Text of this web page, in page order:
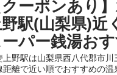
クーポンあり
駅(山梨県)近
パー銭湯お
上野駅は山梨県西八代郡市
距離で近い順でおすすめの温